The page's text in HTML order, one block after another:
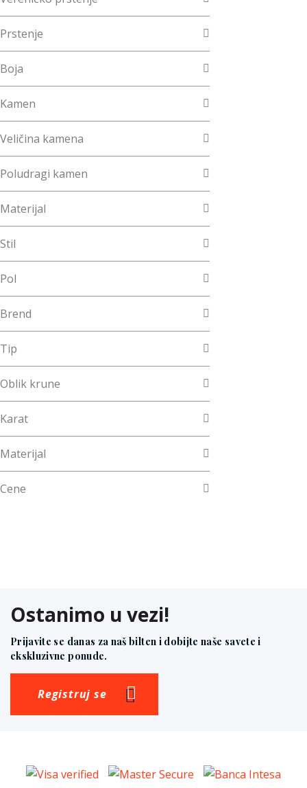
Prstenje
Boja
Kamen
Veličina kamena
Poludragi kamen
Materijal
Stil
Pol
Brend
Tip
Oblik krune
Karat
Materijal
Cene
Ostanimo u vezi!
Prijavite se danas za naš bilten i dobijte naše savete i
ekskluzivne ponude.
Registruj se